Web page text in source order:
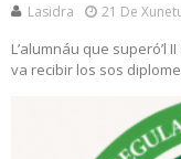
Lasidra 21 De
L’alumnáu que superó’l
va recibir los sos